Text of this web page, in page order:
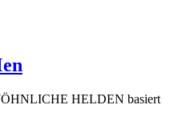
HELDEN basiert